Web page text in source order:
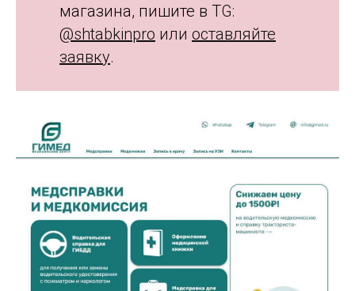
магазина, пишите в TG:
@shtabkinpro или оставляйте
заявку.